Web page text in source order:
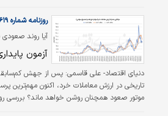
سهام حکایت داشت. این در حالی است که همزمان
قیمت طلای فیزیکی، صندوق‌های طلا در نیمه دوم
شدند؛ رخدادی که می‌تواند نشانه‌ای از تغییر
انتخاب مقصد…
آیا روند صعودی
روزنامه شماره ۶۶۱۹
آزمون
دنیای اقتصاد- علی قاسمی: پس از جهش کم‌سابقه
تاریخی در ارزش معاملات خرد، اکنون مهم‌ترین
موتور صعود همچنان روشن خواهد ماند؟ بررسی